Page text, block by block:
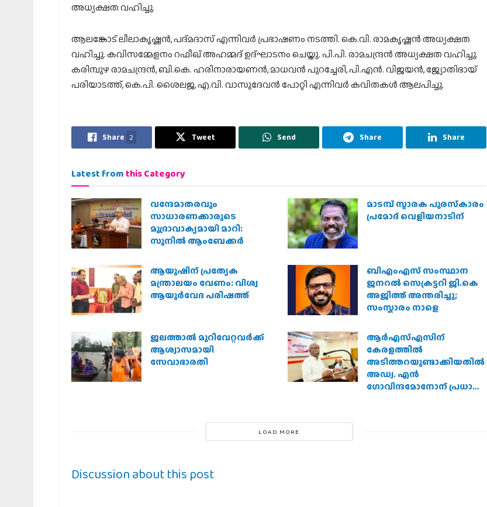
അധ്യക്ഷത വഹിച്ചു.
ആലങ്കോട് ലീലാകൃഷ്ണന്‍, പദ്മദാസ് എന്നിവര്‍ പ്രഭാഷണം നടത്തി. കെ.വി. രാമകൃഷ്ണന്‍ അധ്യക്ഷത
വഹിച്ചു. കവിസമ്മേളനം റഫീഖ് അഹമ്മദ് ഉദ്ഘാടനം ചെയ്തു. പി.പി. രാമചന്ദ്രന്‍ അധ്യക്ഷത വഹിച്ചു.
കരിമ്പുഴ രാമചന്ദ്രന്‍, ബി.കെ. ഹരിനാരായണന്‍, മാധവന്‍ പുറച്ചേരി, പി.എന്‍. വിജയന്‍, ജ്യോതിഭായ്
പരിയാടത്ത്, കെ.പി. ശൈലജ, എ.വി. വാസുദേവന്‍ പോറ്റി എന്നിവര്‍ കവിതകള്‍ ആലപിച്ചു.
Share 2 Tweet Send Share Share
Latest from this Category
വന്ദേമാതരവും
സാധാരണക്കാരുടെ
മുദ്രാവാക്യമായി മാറി:
സുനിൽ ആംബേക്കർ
മാടമ്പ് സ്മാരക പുരസ്‌കാരം
പ്രമോദ് വെളിയനാടിന്
ആയുഷിന് പ്രത്യേക
മന്ത്രാലയം വേണം: വിശ്വ
ആയുര്‍വേദ പരിഷത്ത്
ബിഎംഎസ് സംസ്ഥാന
ജനറൽ സെക്രട്ടറി ജി.കെ
അജിത്ത് അന്തരിച്ചു;
സംസ്കാരം നാളെ
ജലത്താല്‍ മുറിവേറ്റവര്‍ക്ക്
ആശ്വാസമായി
സേവാഭാരതി
ആര്‍എസ്എസിന്
കേരളത്തില്‍
അടിത്തറയുണ്ടാക്കിയതില്‍
അഡ്വ. എന്‍
ഗോവിന്ദമോനോന് പ്രധാന
LOAD MORE
Discussion about this post